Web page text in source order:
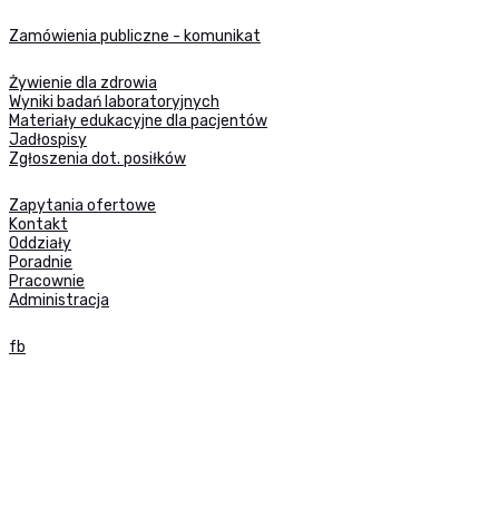
Zamówienia publiczne - komunikat
Żywienie dla zdrowia
Wyniki badań laboratoryjnych
Materiały edukacyjne dla pacjentów
Jadłospisy
Zgłoszenia dot. posiłków
Zapytania ofertowe
Kontakt
Oddziały
Poradnie
Pracownie
Administracja
fb